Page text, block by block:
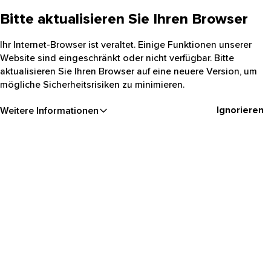
Bitte aktualisieren Sie Ihren Browser
Ihr Internet-Browser ist veraltet. Einige Funktionen unserer
Website sind eingeschränkt oder nicht verfügbar. Bitte
aktualisieren Sie Ihren Browser auf eine neuere Version, um
mögliche Sicherheitsrisiken zu minimieren.
Weitere Informationen Ignorieren